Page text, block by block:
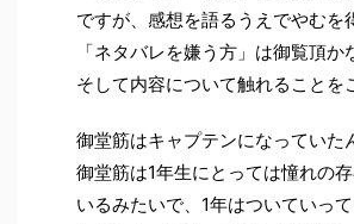
ですが、感想を語るうえでやむを
「ネタバレを嫌う方」は御覧頂か
そして内容について触れることを
御堂筋はキャプテンになっていた
御堂筋は1年生にとっては憧れの
いるみたいで、1年はついていって